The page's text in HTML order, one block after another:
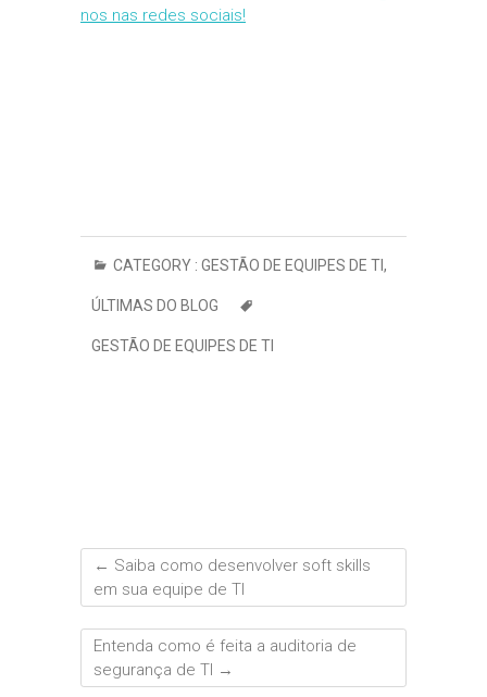
nos nas redes sociais!
CATEGORY : GESTÃO DE EQUIPES DE TI,
ÚLTIMAS DO BLOG
GESTÃO DE EQUIPES DE TI
← Saiba como desenvolver soft skills
em sua equipe de TI
Entenda como é feita a auditoria de
segurança de TI →